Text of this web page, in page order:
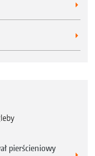
pierścieniowy